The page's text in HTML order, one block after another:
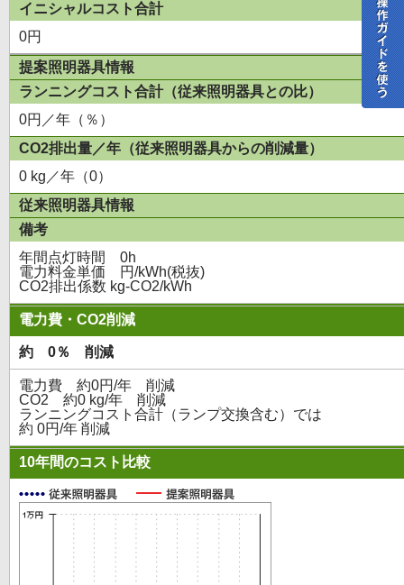
イニシャルコスト合計
0円
提案照明器具情報
ランニングコスト合計（従来照明器具との比）
0円／年（％）
CO2排出量／年（従来照明器具からの削減量）
0 kg／年（0）
従来照明器具情報
備考
年間点灯時間 0h
電力料金単価 円/kWh(税抜)
CO2排出係数 kg-CO2/kWh
電力費・CO2削減
約 0％ 削減
電力費 約0円/年 削減
CO2 約0 kg/年 削減
ランニングコスト合計（ランプ交換含む）では
約 0円/年 削減
10年間のコスト比較